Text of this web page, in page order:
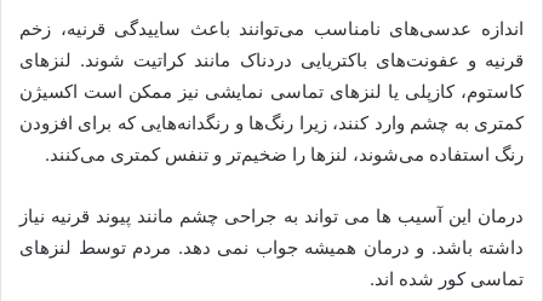
اندازه عدسی‌های نامناسب می‌توانند باعث ساییدگی قرنیه، زخم
قرنیه و عفونت‌های باکتریایی دردناک مانند کراتیت شوند. لنزهای
کاستوم، کازپلی یا لنزهای تماسی نمایشی نیز ممکن است اکسیژن
کمتری به چشم وارد کنند، زیرا رنگ‌ها و رنگدانه‌هایی که برای افزودن
رنگ استفاده می‌شوند، لنزها را ضخیم‌تر و تنفس کمتری می‌کنند.
درمان این آسیب ها می تواند به جراحی چشم مانند پیوند قرنیه نیاز
داشته باشد. و درمان همیشه جواب نمی دهد. مردم توسط لنزهای
تماسی کور شده اند.